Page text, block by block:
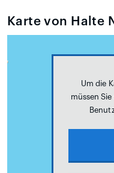
Karte von Halte
Um die
müssen